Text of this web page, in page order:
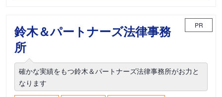
鈴木＆パートナーズ法律事務
所
PR
確かな実績をもつ鈴木＆パートナーズ法律事務所がお力と
なります